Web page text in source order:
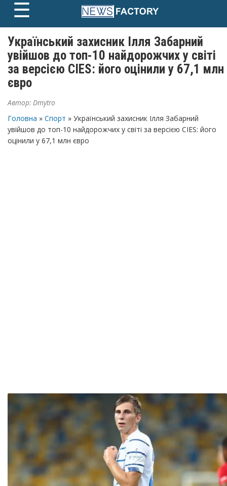
content
☰
Український захисник Ілля Забарний
увійшов до топ-10 найдорожчих у світі
за версією CIES: його оцінили у 67,1 млн
євро
Автор: Dmytro
Головна » Спорт » Український захисник Ілля Забарний
увійшов до топ-10 найдорожчих у світі за версією CIES: його
оцінили у 67,1 млн євро